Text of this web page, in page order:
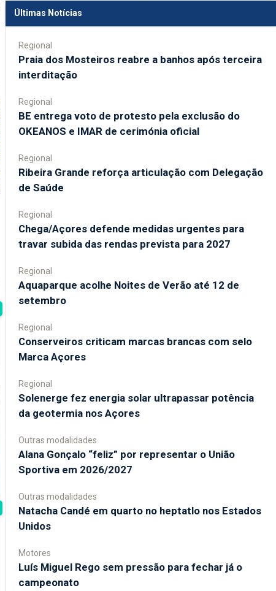
Últimas Notícias
Regional
Praia dos Mosteiros reabre a banhos após terceira
interditação
Regional
BE entrega voto de protesto pela exclusão do
OKEANOS e IMAR de cerimónia oficial
Regional
Ribeira Grande reforça articulação com Delegação
de Saúde
Regional
Chega/Açores defende medidas urgentes para
travar subida das rendas prevista para 2027
Regional
Aquaparque acolhe Noites de Verão até 12 de
setembro
Regional
Conserveiros criticam marcas brancas com selo
Marca Açores
Regional
Solenerge fez energia solar ultrapassar potência
da geotermia nos Açores
Outras modalidades
Alana Gonçalo “feliz” por representar o União
Sportiva em 2026/2027
Outras modalidades
Natacha Candé em quarto no heptatlo nos Estados
Unidos
Motores
Luís Miguel Rego sem pressão para fechar já o
campeonato